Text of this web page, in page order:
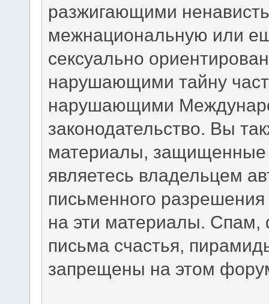
разжигающими
межнациональную или
сексуально
нарушающими тайну
нарушающими
законодательство. Вы
материалы, защищенные
являетесь владельцем
письменного
на эти материалы.
письма счастья,
запрещены на этом